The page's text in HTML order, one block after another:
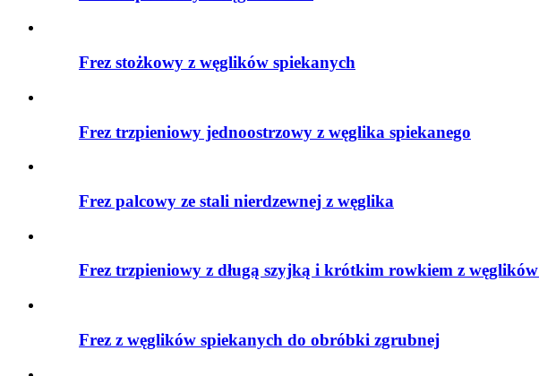
Frez stożkowy z węglików spiekanych
Frez trzpieniowy jednoostrzowy z węglika spiekanego
Frez palcowy ze stali nierdzewnej z węglika
Frez trzpieniowy z długą szyjką i krótkim rowkiem z
Frez z węglików spiekanych do obróbki zgrubnej